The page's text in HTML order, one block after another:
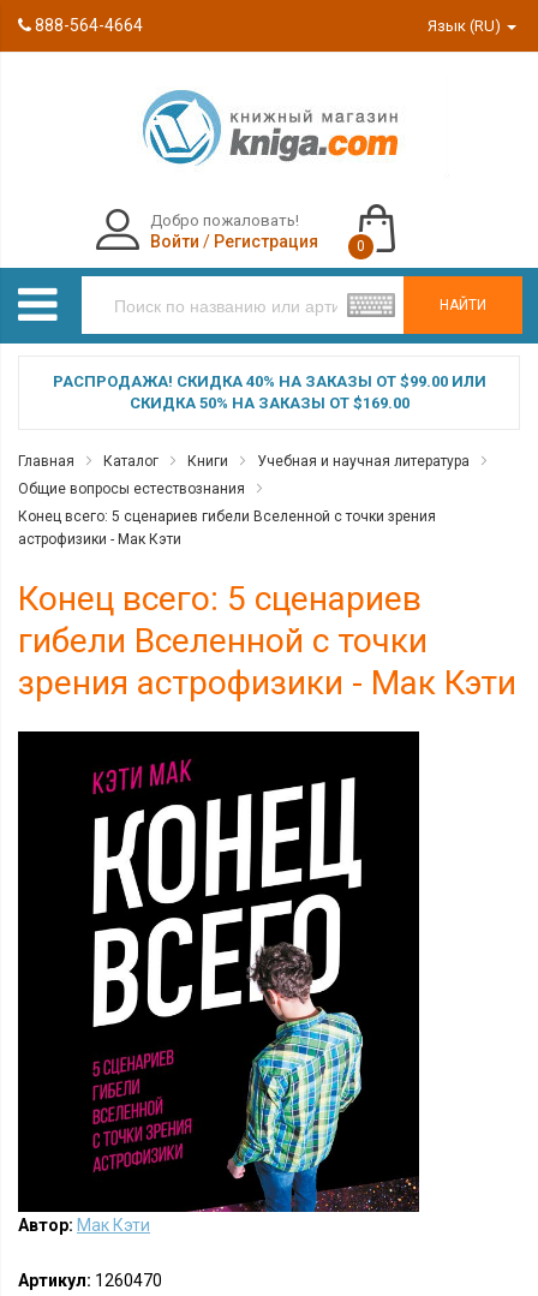
888-564-4664 Язык (RU)
НАЙТИ
Добро пожаловать!
Войти / Регистрация 0
РАСПРОДАЖА! СКИДКА 40% НА ЗАКАЗЫ ОТ $99.00 ИЛИ
СКИДКА 50% НА ЗАКАЗЫ ОТ $169.00
Главная Каталог Книги
Учебная и научная литература
Общие вопросы естествознания
Конец всего: 5 сценариев гибели Вселенной с точки зрения
астрофизики - Мак Кэти
Конец всего: 5 сценариев
гибели Вселенной с точки
зрения астрофизики - Мак Кэти
Автор: Мак Кэти
Артикул: 1260470